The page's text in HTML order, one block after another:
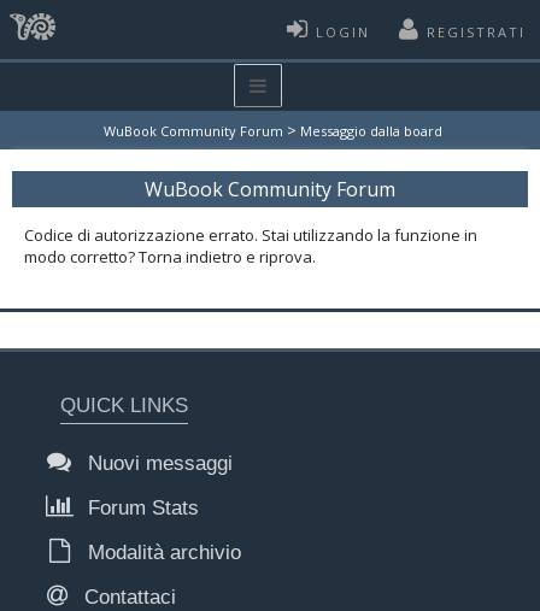
LOGIN REGISTRATI
WuBook Community Forum > Messaggio dalla board
WuBook Community Forum
Codice di autorizzazione errato. Stai utilizzando la funzione in
modo corretto? Torna indietro e riprova.
QUICK LINKS
Nuovi messaggi
Forum Stats
Modalità archivio
Contattaci